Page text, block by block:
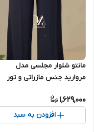
مانتو شلوار مجلسی مدل
مروارید جنس مازراتی و تور
1,629,000
افزودن به سبد